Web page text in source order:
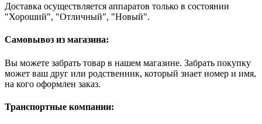
Доставка осуществляется аппаратов только в состоянии
"Хороший", "Отличный", "Новый".
Самовывоз из магазина:
Вы можете забрать товар в нашем магазине. Забрать покупку
может ваш друг или родственник, который знает номер и имя,
на кого оформлен заказ.
Транспортные компании: